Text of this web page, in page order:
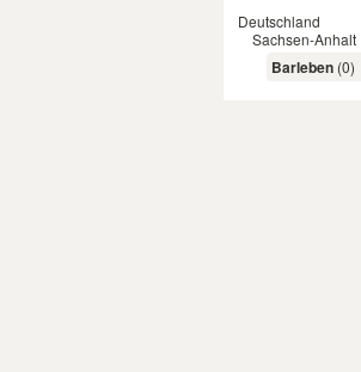
Deutschland
Sachsen-Anhalt
Barleben (0)